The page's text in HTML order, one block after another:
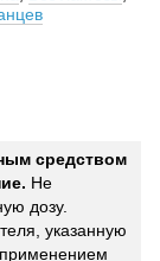
средством
Не
дозу.
указанную